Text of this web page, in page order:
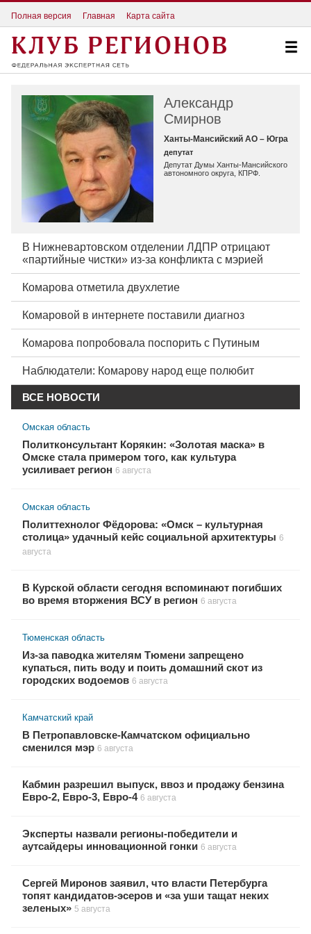
Полная версия Главная Карта сайта
Александр
Смирнов
Ханты-Мансийский АО – Югра
депутат
Депутат Думы Ханты-Мансийского
автономного округа, КПРФ.
В Нижневартовском отделении ЛДПР отрицают
«партийные чистки» из-за конфликта с мэрией
Комарова отметила двухлетие
Комаровой в интернете поставили диагноз
Комарова попробовала поспорить с Путиным
Наблюдатели: Комарову народ еще полюбит
ВСЕ НОВОСТИ
Омская область
Политконсультант Корякин: «Золотая маска» в
Омске стала примером того, как культура
усиливает регион 6 августа
Омская область
Политтехнолог Фёдорова: «Омск – культурная
столица» удачный кейс социальной архитектуры 6
августа
В Курской области сегодня вспоминают погибших
во время вторжения ВСУ в регион 6 августа
Тюменская область
Из-за паводка жителям Тюмени запрещено
купаться, пить воду и поить домашний скот из
городских водоемов 6 августа
Камчатский край
В Петропавловске-Камчатском официально
сменился мэр 6 августа
Кабмин разрешил выпуск, ввоз и продажу бензина
Евро-2, Евро-3, Евро-4 6 августа
Эксперты назвали регионы-победители и
аутсайдеры инновационной гонки 6 августа
Сергей Миронов заявил, что власти Петербурга
топят кандидатов-эсеров и «за уши тащат неких
зеленых» 5 августа